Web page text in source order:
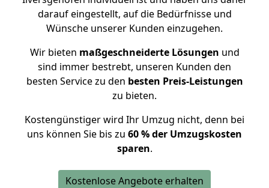
darauf eingestellt, auf die Bedürfnisse und
Wünsche unserer Kunden einzugehen.
Wir bieten maßgeschneiderte Lösungen und
sind immer bestrebt, unseren Kunden den
besten Service zu den besten Preis-Leistungen
zu bieten.
Kostengünstiger wird Ihr Umzug nicht, denn bei
uns können Sie bis zu 60 % der Umzugskosten
sparen.
Kostenlose Angebote erhalten